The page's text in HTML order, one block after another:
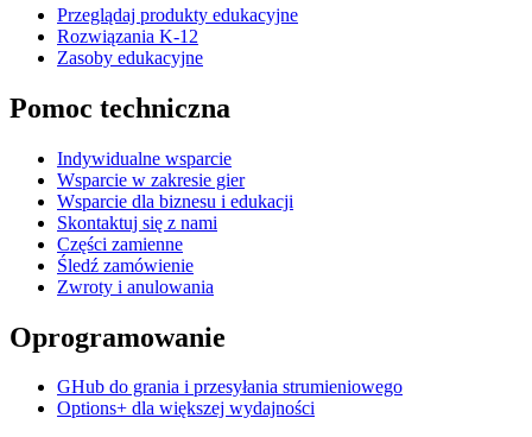
Przeglądaj produkty edukacyjne
Rozwiązania K-12
Zasoby edukacyjne
Pomoc techniczna
Indywidualne wsparcie
Wsparcie w zakresie gier
Wsparcie dla biznesu i edukacji
Skontaktuj się z nami
Części zamienne
Śledź zamówienie
Zwroty i anulowania
Oprogramowanie
GHub do grania i przesyłania strumieniowego
Options+ dla większej wydajności